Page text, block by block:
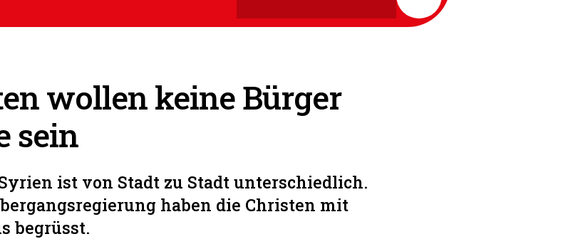
wollen keine Bürger
sein
ist von Stadt zu Stadt unterschiedlich.
haben die Christen mit
begrüsst.